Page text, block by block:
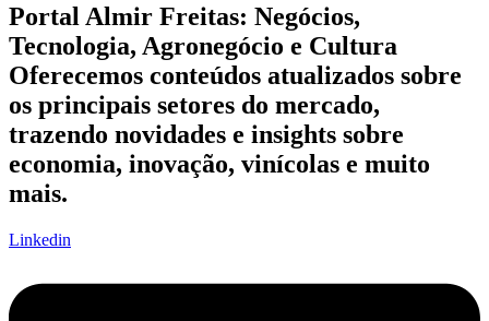
Portal Almir Freitas: Negócios,
Tecnologia, Agronegócio e Cultura
Oferecemos conteúdos atualizados sobre
os principais setores do mercado,
trazendo novidades e insights sobre
economia, inovação, vinícolas e muito
mais.
Linkedin